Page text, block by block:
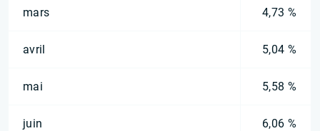
mars 4,73 %
avril 5,04 %
mai 5,58 %
juin 6,06 %